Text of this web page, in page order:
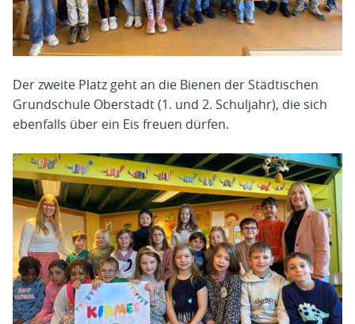
Der zweite Platz geht an die Bienen der Städtischen
Grundschule Oberstadt (1. und 2. Schuljahr), die sich
ebenfalls über ein Eis freuen dürfen.